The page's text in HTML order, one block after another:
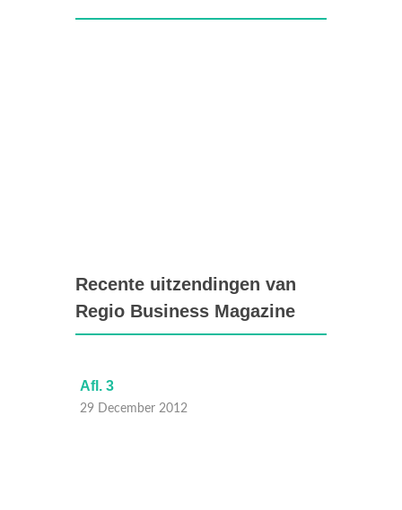
Recente uitzendingen van
Regio Business Magazine
Afl. 3
29 December 2012